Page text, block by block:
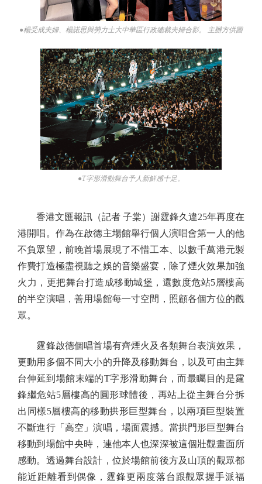
●楊受成夫婦、楊諾思與勞力士大中華區行政總裁夫婦合影。 主辦方供圖
●T字形滑動舞台予人新鮮感十足。
香港文匯報訊（記者 子棠）謝霆鋒久違25年再度在
港開唱。作為在啟德主場館舉行個人演唱會第一人的他
不負眾望，前晚首場展現了不惜工本、以數千萬港元製
作費打造極盡視聽之娛的音樂盛宴，除了煙火效果加強
火力，更把舞台打造成移動城堡，還數度危站5層樓高
的半空演唱，善用場館每一寸空間，照顧各個方位的觀
眾。
霆鋒啟德個唱首場有齊煙火及各類舞台表演效果，
更動用多個不同大小的升降及移動舞台，以及可由主舞
台伸延到場館末端的T字形滑動舞台，而最矚目的是霆
鋒繼危站5層樓高的圓形球體後，再站上從主舞台分拆
出同樣5層樓高的移動拱形巨型舞台，以兩項巨型裝置
不斷進行「高空」演唱，場面震撼。當拱門形巨型舞台
移動到場館中央時，連他本人也深深被這個壯觀畫面所
感動。透過舞台設計，位於場館前後方及山頂的觀眾都
能近距離看到偶像，霆鋒更兩度落台跟觀眾握手派福